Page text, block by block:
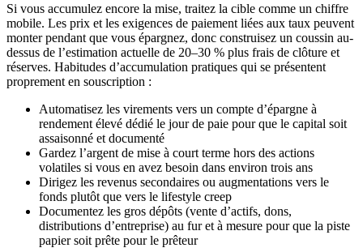
Si vous accumulez encore la mise, traitez la cible comme un chiffre
mobile. Les prix et les exigences de paiement liées aux taux peuvent
monter pendant que vous épargnez, donc construisez un coussin au-
dessus de l’estimation actuelle de 20–30 % plus frais de clôture et
réserves. Habitudes d’accumulation pratiques qui se présentent
proprement en souscription :
Automatisez les virements vers un compte d’épargne à
rendement élevé dédié le jour de paie pour que le capital soit
assaisonné et documenté
Gardez l’argent de mise à court terme hors des actions
volatiles si vous en avez besoin dans environ trois ans
Dirigez les revenus secondaires ou augmentations vers le
fonds plutôt que vers le lifestyle creep
Documentez les gros dépôts (vente d’actifs, dons,
distributions d’entreprise) au fur et à mesure pour que la piste
papier soit prête pour le prêteur